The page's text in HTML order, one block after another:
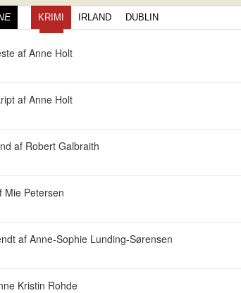
KRIMI IRLAND DUBLIN
af Anne Holt
af Anne Holt
af Robert Galbraith
Mie Petersen
af Anne-Sophie Lunding-Sørensen
Kristin Rohde